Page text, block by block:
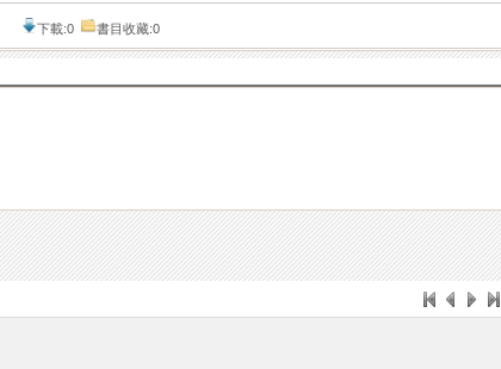
下載:0 書目收藏:0